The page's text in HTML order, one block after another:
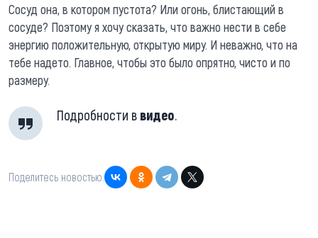
Сосуд она, в котором пустота? Или огонь, блистающий в
сосуде? Поэтому я хочу сказать, что важно нести в себе
энергию положительную, открытую миру. И неважно, что на
тебе надето. Главное, чтобы это было опрятно, чисто и по
размеру.
Подробности в видео.
Поделитесь новостью: